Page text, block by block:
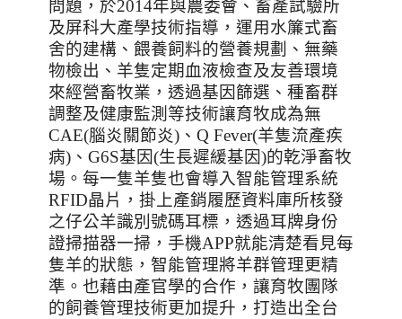
問題，於2014年與農委會、畜產試驗所
及屏科大產學技術指導，運用水簾式畜
舍的建構、餵養飼料的營養規劃、無藥
物檢出、羊隻定期血液檢查及友善環境
來經營畜牧業，透過基因篩選、種畜群
調整及健康監測等技術讓育牧成為無
CAE(腦炎關節炎) 、 Q Fever(羊隻流產疾
病) 、 G6S基因(生長遲緩基因)的乾淨畜牧
場。每一隻羊隻也會導入智能管理系統
RFID晶片，掛上產銷履歷資料庫所核發
之仔公羊識別號碼耳標，透過耳牌身份
證掃描器一掃，手機APP就能清楚看見每
隻羊的狀態，智能管理將羊群管理更精
準。也藉由產官學的合作，讓育牧團隊
的飼養管理技術更加提升，打造出全台